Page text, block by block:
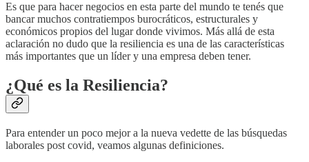
Es que para hacer negocios en esta parte del mundo te tenés que
bancar muchos contratiempos burocráticos, estructurales y
económicos propios del lugar donde vivimos. Más allá de esta
aclaración no dudo que la resiliencia es una de las características
más importantes que un líder y una empresa deben tener.
¿Qué es la Resiliencia?
Para entender un poco mejor a la nueva vedette de las búsquedas
laborales post covid, veamos algunas definiciones.